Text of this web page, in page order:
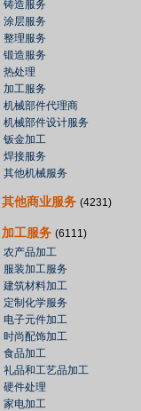
铸造服务
涂层服务
整理服务
锻造服务
热处理
加工服务
机械部件代理商
机械部件设计服务
钣金加工
焊接服务
其他机械服务
其他商业服务 (4231)
加工服务 (6111)
农产品加工
服装加工服务
建筑材料加工
定制化学服务
电子元件加工
时尚配饰加工
食品加工
礼品和工艺品加工
硬件处理
家电加工